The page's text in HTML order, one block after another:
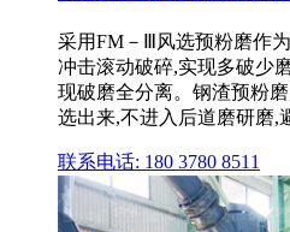
采用FM－Ⅲ风选预粉磨作
冲击滚动破碎,实现多破少
现破磨全分离。钢渣预粉
选出来,不进入后道磨研磨,
联系电话: 180 3780 8511